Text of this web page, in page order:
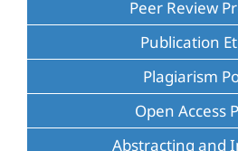
Peer Review
Publication
Plagiarism
Open Access
Abstracting and